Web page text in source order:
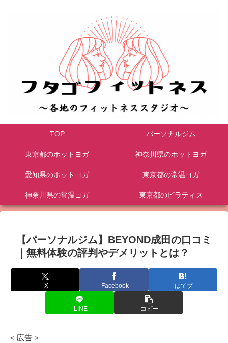
TOP パーソナルジム
東京都のホットヨガ 神奈川県のホットヨガ
愛知県のホットヨガ 東京都の常温ヨガ
神奈川県の常温ヨガ 東京都のピラティス
【パーソナルジム】BEYOND成田の口コミ
｜無料体験の評判やデメリットとは？
X Facebook はてブ
LINE コピー
＜広告＞